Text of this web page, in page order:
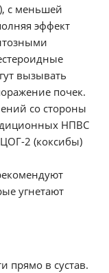
с меньшей
эффект
вызывать
почек.
со стороны
НПВС
2 (коксибы)
угнетают
прямо в сустав.